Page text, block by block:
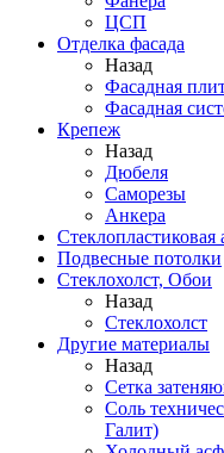
ЦСП
Отделка фасада
Назад
Фасадная
Фасадная
Крепеж
Назад
Дюбеля
Саморезы
Анкера
Стеклопластиковая
Подвесные потолки
Стеклохолст, Обои
Назад
Стеклохолст
Другие материалы
Назад
Сетка
Соль
Галит)